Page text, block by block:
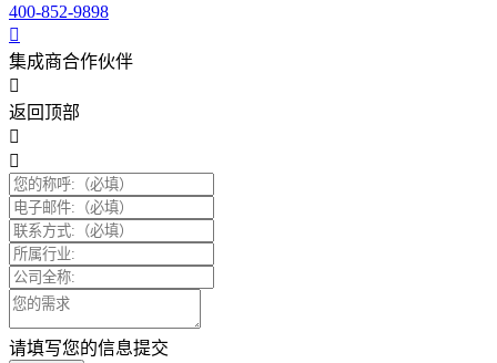
400-852-9898
集成商合作伙伴
返回顶部
请填写您的信息提交